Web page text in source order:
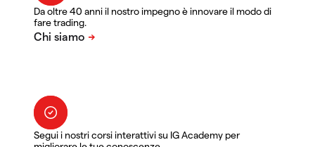
Da oltre 40 anni il nostro impegno è innovare il modo di
fare trading.
Segui i nostri corsi interattivi su IG Academy per